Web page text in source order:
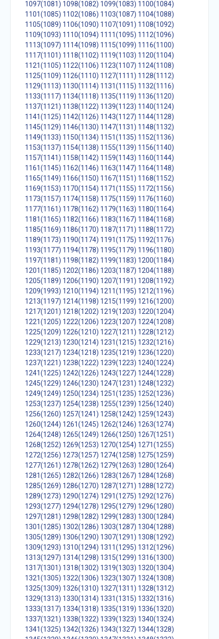
1097(1081) 1098(1082) 1099(1083) 1100(1084)
1101(1085) 1102(1086) 1103(1087) 1104(1088)
1105(1089) 1106(1090) 1107(1091) 1108(1092)
1109(1093) 1110(1094) 1111(1095) 1112(1096)
1113(1097) 1114(1098) 1115(1099) 1116(1100)
1117(1101) 1118(1102) 1119(1103) 1120(1104)
1121(1105) 1122(1106) 1123(1107) 1124(1108)
1125(1109) 1126(1110) 1127(1111) 1128(1112)
1129(1113) 1130(1114) 1131(1115) 1132(1116)
1133(1117) 1134(1118) 1135(1119) 1136(1120)
1137(1121) 1138(1122) 1139(1123) 1140(1124)
1141(1125) 1142(1126) 1143(1127) 1144(1128)
1145(1129) 1146(1130) 1147(1131) 1148(1132)
1149(1133) 1150(1134) 1151(1135) 1152(1136)
1153(1137) 1154(1138) 1155(1139) 1156(1140)
1157(1141) 1158(1142) 1159(1143) 1160(1144)
1161(1145) 1162(1146) 1163(1147) 1164(1148)
1165(1149) 1166(1150) 1167(1151) 1168(1152)
1169(1153) 1170(1154) 1171(1155) 1172(1156)
1173(1157) 1174(1158) 1175(1159) 1176(1160)
1177(1161) 1178(1162) 1179(1163) 1180(1164)
1181(1165) 1182(1166) 1183(1167) 1184(1168)
1185(1169) 1186(1170) 1187(1171) 1188(1172)
1189(1173) 1190(1174) 1191(1175) 1192(1176)
1193(1177) 1194(1178) 1195(1179) 1196(1180)
1197(1181) 1198(1182) 1199(1183) 1200(1184)
1201(1185) 1202(1186) 1203(1187) 1204(1188)
1205(1189) 1206(1190) 1207(1191) 1208(1192)
1209(1993) 1210(1194) 1211(1195) 1212(1196)
1213(1197) 1214(1198) 1215(1199) 1216(1200)
1217(1201) 1218(1202) 1219(1203) 1220(1204)
1221(1205) 1222(1206) 1223(1207) 1224(1208)
1225(1209) 1226(1210) 1227(1211) 1228(1212)
1229(1213) 1230(1214) 1231(1215) 1232(1216)
1233(1217) 1234(1218) 1235(1219) 1236(1220)
1237(1221) 1238(1222) 1239(1223) 1240(1224)
1241(1225) 1242(1226) 1243(1227) 1244(1228)
1245(1229) 1246(1230) 1247(1231) 1248(1232)
1249(1249) 1250(1234) 1251(1235) 1252(1236)
1253(1237) 1254(1238) 1255(1239) 1256(1240)
1256(1260) 1257(1241) 1258(1242) 1259(1243)
1260(1244) 1261(1245) 1262(1246) 1263(1274)
1264(1248) 1265(1249) 1266(1250) 1267(1251)
1268(1252) 1269(1253) 1270(1254) 1271(1255)
1272(1256) 1273(1257) 1274(1258) 1275(1259)
1277(1261) 1278(1262) 1279(1263) 1280(1264)
1281(1265) 1282(1266) 1283(1267) 1284(1268)
1285(1269) 1286(1270) 1287(1271) 1288(1272)
1289(1273) 1290(1274) 1291(1275) 1292(1276)
1293(1277) 1294(1278) 1295(1279) 1296(1280)
1297(1281) 1298(1282) 1299(1283) 1300(1284)
1301(1285) 1302(1286) 1303(1287) 1304(1288)
1305(1289) 1306(1290) 1307(1291) 1308(1292)
1309(1293) 1310(1294) 1311(1295) 1312(1296)
1313(1297) 1314(1298) 1315(1299) 1316(1300)
1317(1301) 1318(1302) 1319(1303) 1320(1304)
1321(1305) 1322(1306) 1323(1307) 1324(1308)
1325(1309) 1326(1310) 1327(1311) 1328(1312)
1329(1313) 1330(1314) 1331(1315) 1332(1316)
1333(1317) 1334(1318) 1335(1319) 1336(1320)
1337(1321) 1338(1322) 1339(1323) 1340(1324)
1341(1325) 1342(1326) 1343(1327) 1344(1328)